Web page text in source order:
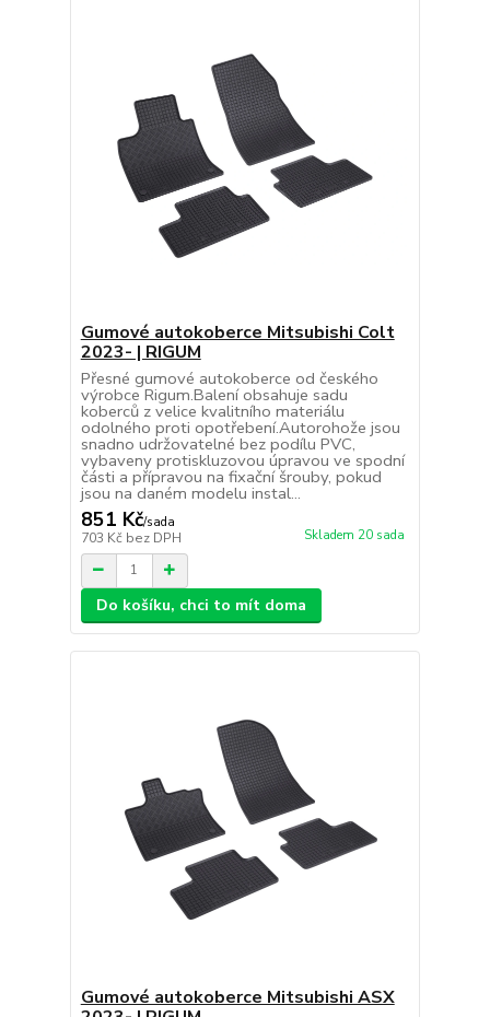
Gumové autokoberce Mitsubishi Colt
2023- | RIGUM
Přesné gumové autokoberce od českého
výrobce Rigum.Balení obsahuje sadu
koberců z velice kvalitního materiálu
odolného proti opotřebení.Autorohože jsou
snadno udržovatelné bez podílu PVC,
vybaveny protiskluzovou úpravou ve spodní
části a přípravou na fixační šrouby, pokud
jsou na daném modelu instal...
851 Kč/sada
703 Kč bez DPH Skladem 20 sada
Do košíku, chci to mít doma
Gumové autokoberce Mitsubishi ASX